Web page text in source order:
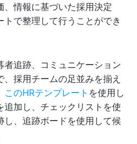
、情報に基づいた採用決定
トで整理して行うことができ
者追跡、コミュニケーション
、採用チームの足並みを揃え
このHRテンプレート を使用し
追加し、チェックリストを使
し、追跡ボードを使用して候